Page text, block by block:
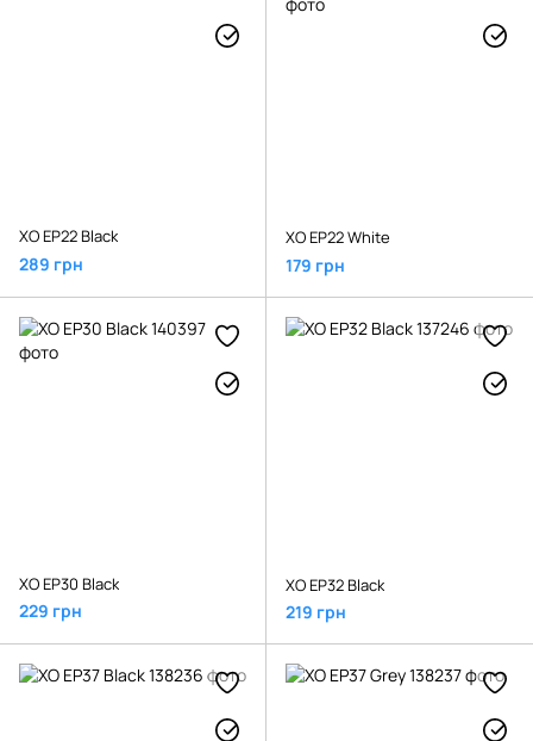
XO EP22 Black
289 грн
XO EP22 White
179 грн
XO EP30 Black
229 грн
XO EP32 Black
219 грн